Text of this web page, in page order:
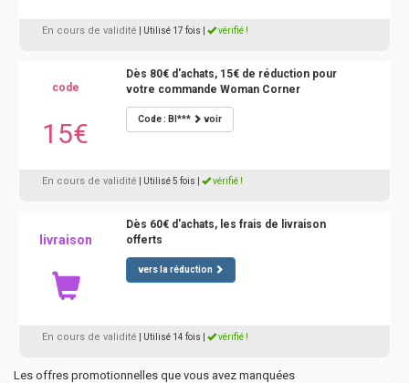
En cours de validité | Utilisé 17 fois vérifié !
code
15€
Dès 80€ d'achats, 15€ de réduction pour
votre commande Woman Corner
Code : BI*** voir
En cours de validité | Utilisé 5 fois vérifié !
livraison
Dès 60€ d'achats, les frais de livraison
offerts
vers la réduction
En cours de validité | Utilisé 14 fois vérifié !
Les offres promotionnelles que vous avez manquées